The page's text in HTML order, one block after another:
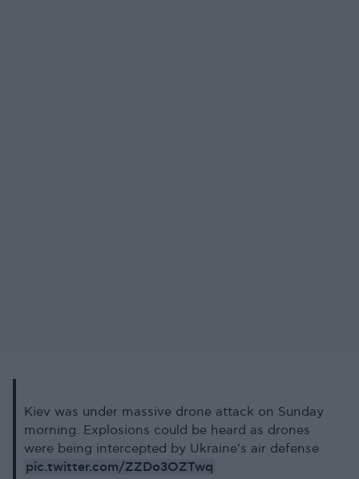
Kiev was under massive drone attack on Sunday
morning. Explosions could be heard as drones
were being intercepted by Ukraine's air defense
pic.twitter.com/ZZDo3OZTwq